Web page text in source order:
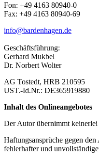
Fon: +49 4163 80940-0
Fax: +49 4163 80940-69
info@bardenhagen.de
Geschäftsführung:
Gerhard Mukbel
Dr. Norbert Wolter
AG Tostedt, HRB 210595
UST.-Id.Nr.: DE365919880
Inhalt des Onlineangebotes
Der Autor übernimmt
Haftungsansprüche gegen
fehlerhafter und